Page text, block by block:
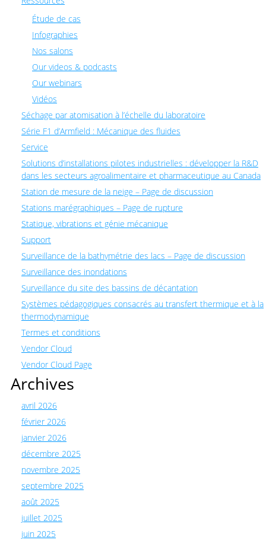
Étude de cas
Infographies
Nos salons
Our videos & podcasts
Our webinars
Vidéos
Séchage par atomisation à l’échelle du laboratoire
Série F1 d’Armfield : Mécanique des fluides
Service
Solutions d’installations pilotes industrielles : développer la R&D
dans les secteurs agroalimentaire et pharmaceutique au Canada
Station de mesure de la neige – Page de discussion
Stations marégraphiques – Page de rupture
Statique, vibrations et génie mécanique
Support
Surveillance de la bathymétrie des lacs – Page de discussion
Surveillance des inondations
Surveillance du site des bassins de décantation
Systèmes pédagogiques consacrés au transfert thermique et à la
thermodynamique
Termes et conditions
Vendor Cloud
Vendor Cloud Page
Archives
avril 2026
février 2026
janvier 2026
décembre 2025
novembre 2025
septembre 2025
août 2025
juillet 2025
juin 2025